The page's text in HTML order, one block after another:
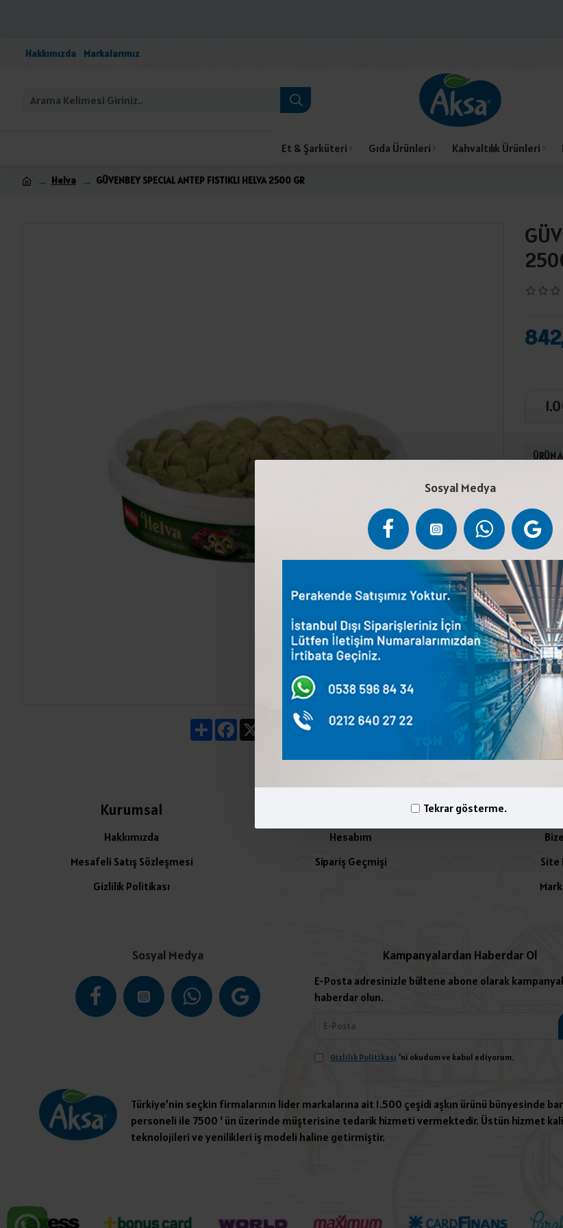
Sosyal Medya
Tekrar gösterme.
Hakkımızda Markalarımız
Et & Şarküteri Gıda Ürünleri Kahvaltılık Ürünleri
Helva GÜVENBEY SPECIAL ANTEP FISTIKLI HELVA 2500 GR
ShareFacebook Pinterest
WhatsApp
Email
ÜRÜN
Gıda
ceviz
Kurumsal
Hakkımızda
Mesafeli Satış Sözleşmesi
Gizlilik Politikası
Hesabım
Sipariş Geçmişi
Site
Sosyal Medya Kampanyalardan Haberdar Ol
E-Posta adresinizle bültene abone olarak
haberdar olun.
Gizlilik Politikası 'ni okudum ve kabul ediyorum.
Türkiye’nin seçkin firmalarının lider markalarına ait 1.500 çeşidi aşkın ürünü bünyesinde
personeli ile 7500 ‘ ün üzerinde müşterisine tedarik hizmeti vermektedir. Üstün hizmet
teknolojileri ve yenilikleri iş modeli haline getirmiştir.